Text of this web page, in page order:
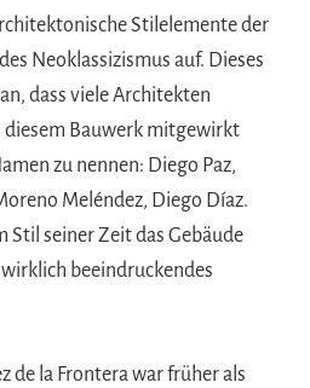
Stilelemente der
Neoklassizismus auf. Dieses
dass viele Architekten
diesem Bauwerk mitgewirkt
zu nennen: Diego Paz,
Meléndez, Diego Díaz.
Stil seiner Zeit das Gebäude
beeindruckendes
de la Frontera war früher als